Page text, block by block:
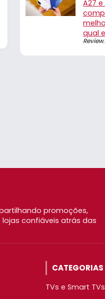
A27 e
qual
Review,
promoções,
confiáveis atrás das
TVs e Smart TVs